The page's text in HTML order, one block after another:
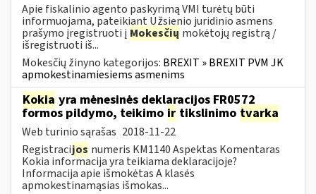
Apie fiskalinio agento paskyrimą VMI turėtų būti
informuojama, pateikiant Užsienio juridinio asmens
prašymo įregistruoti į Mokesčių mokėtojų registrą /
išregistruoti iš...
Mokesčių žinyno kategorijos: BREXIT » BREXIT PVM JK
apmokestinamiesiems asmenims
Kokia yra mėnesinės deklaracijos FR0572
formos pildymo, teikimo ir tikslinimo tvarka
Web turinio sąrašas 2018-11-22
Registracijos numeris KM1140 Aspektas Komentaras
Kokia informacija yra teikiama deklaracijoje?
Informacija apie išmokėtas A klasės
apmokestinamąsias išmokas...